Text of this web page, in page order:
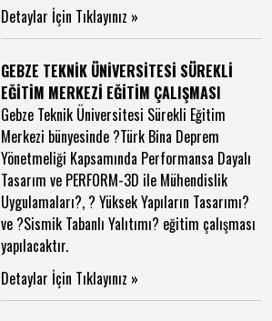
Detaylar İçin Tıklayınız »
GEBZE TEKNİK ÜNİVERSİTESİ SÜREKLİ
EĞİTİM MERKEZİ EĞİTİM ÇALIŞMASI
Gebze Teknik Üniversitesi Sürekli Eğitim
Merkezi bünyesinde ?Türk Bina Deprem
Yönetmeliği Kapsamında Performansa Dayalı
Tasarım ve PERFORM-3D ile Mühendislik
Uygulamaları?, ? Yüksek Yapıların Tasarımı?
ve ?Sismik Tabanlı Yalıtımı? eğitim çalışması
yapılacaktır.
Detaylar İçin Tıklayınız »